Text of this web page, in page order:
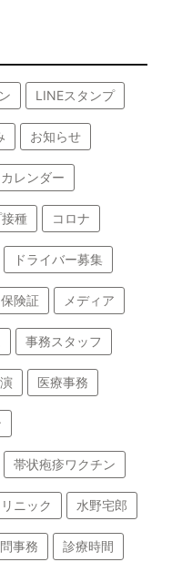
LINEスタンプ
お知らせ
カレンダー
種 コロナ
ドライバー募集
険証 メディア
事務スタッフ
医療事務
帯状疱疹ワクチン
ニック 水野宅郎
事務 診療時間